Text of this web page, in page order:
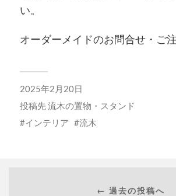
い。
オーダーメイドのお問合せ・ご
2025年2月20日
投稿先流木の置物・スタンド
インテリア
流木
← 過去の投稿へ